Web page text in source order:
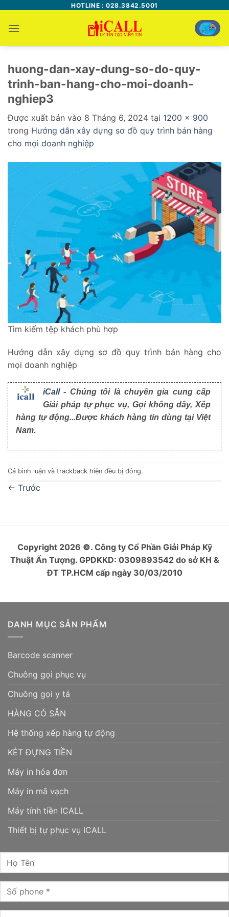
nội
dung
HOTLINE : 028.3842.5001
huong-dan-xay-dung-so-do-quy-
trinh-ban-hang-cho-moi-doanh-
nghiep3
Được xuất bản vào 8 Tháng 6, 2024 tại 1200 × 900
trong Hướng dẫn xây dựng sơ đồ quy trình bán hàng
cho mọi doanh nghiệp
Tìm kiếm tệp khách phù hợp
Hướng dẫn xây dựng sơ đồ quy trình bán hàng cho
mọi doanh nghiệp
iCall- Chúng tôi là chuyên gia cung cấp
Giải pháp tự phục vụ, Gọi không dây, Xếp
hàng tự động...Được khách hàng tin dùng tại Việt
Nam.
Cả bình luận và trackback hiện đều bị đóng.
← Trước
Copyright 2026 ©. Công ty Cổ Phần Giải Pháp Kỹ
Thuật Ấn Tượng. GPDKKD: 0309893542 do sở KH &
ĐT TP.HCM cấp ngày 30/03/2010
DANH MỤC SẢN PHẨM
Barcode scanner
Chuông gọi phục vụ
Chuông gọi y tá
HÀNG CÓ SẴN
Hệ thống xếp hàng tự động
KÉT ĐỰNG TIỀN
Máy in hóa đơn
Máy in mã vạch
Máy tính tiền ICALL
Thiết bị tự phục vụ ICALL